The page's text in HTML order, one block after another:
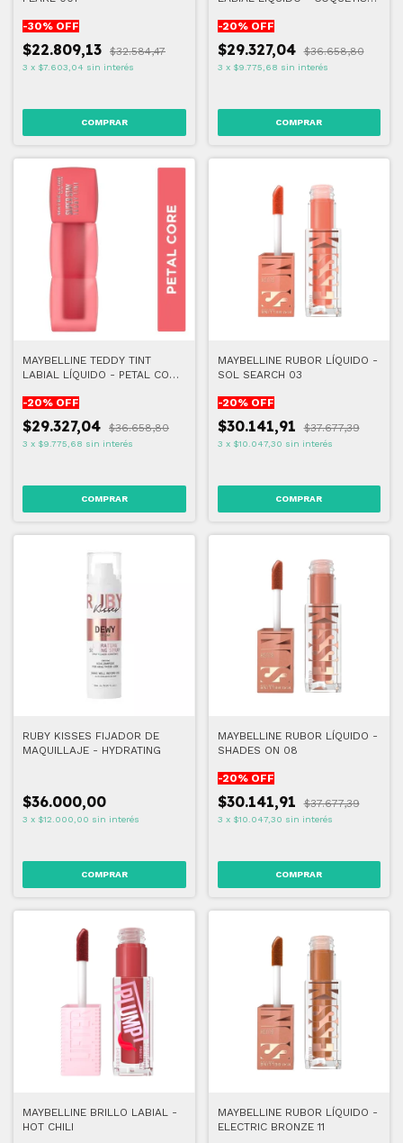
-30% OFF
$22.809,13 $32.584,47
3 x $7.603,04 sin interés
COMPRAR
-20% OFF
$29.327,04 $36.658,80
3 x $9.775,68 sin interés
COMPRAR
MAYBELLINE TEDDY TINT
LABIAL LÍQUIDO - PETAL CORE
-20% OFF
$29.327,04 $36.658,80
3 x $9.775,68 sin interés
COMPRAR
MAYBELLINE RUBOR LÍQUIDO -
SOL SEARCH 03
-20% OFF
$30.141,91 $37.677,39
3 x $10.047,30 sin interés
COMPRAR
RUBY KISSES FIJADOR DE
MAQUILLAJE - HYDRATING
$36.000,00
3 x $12.000,00 sin interés
MAYBELLINE RUBOR LÍQUIDO -
SHADES ON 08
-20% OFF
$30.141,91 $37.677,39
3 x $10.047,30 sin interés
COMPRAR
MAYBELLINE BRILLO LABIAL -
HOT CHILI
MAYBELLINE RUBOR LÍQUIDO -
ELECTRIC BRONZE 11